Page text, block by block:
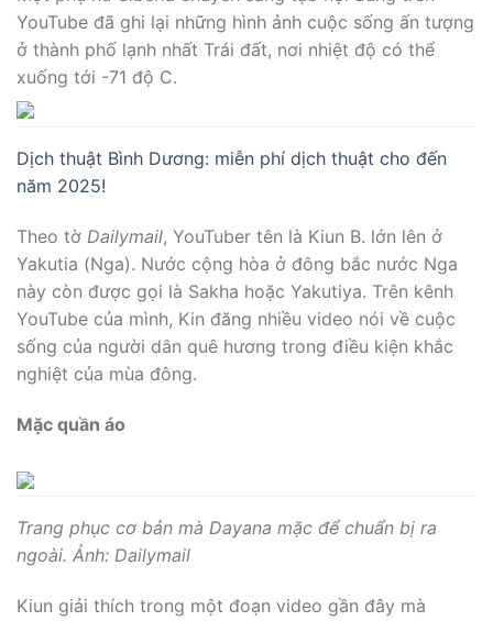
YouTube đã ghi lại những hình ảnh cuộc sống ấn tượng
ở thành phố lạnh nhất Trái đất, nơi nhiệt độ có thể
xuống tới -71 độ C.
Dịch thuật Bình Dương: miễn phí dịch thuật cho đến
năm 2025!
Theo tờ Dailymail, YouTuber tên là Kiun B. lớn lên ở
Yakutia (Nga). Nước cộng hòa ở đông bắc nước Nga
này còn được gọi là Sakha hoặc Yakutiya. Trên kênh
YouTube của mình, Kin đăng nhiều video nói về cuộc
sống của người dân quê hương trong điều kiện khắc
nghiệt của mùa đông.
Mặc quần áo
Trang phục cơ bản mà Dayana mặc để chuẩn bị ra
ngoài. Ảnh: Dailymail
Kiun giải thích trong một đoạn video gần đây mà